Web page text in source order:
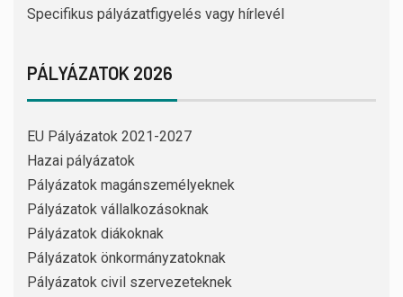
Specifikus pályázatfigyelés vagy hírlevél
PÁLYÁZATOK 2026
EU Pályázatok 2021-2027
Hazai pályázatok
Pályázatok magánszemélyeknek
Pályázatok vállalkozásoknak
Pályázatok diákoknak
Pályázatok önkormányzatoknak
Pályázatok civil szervezeteknek